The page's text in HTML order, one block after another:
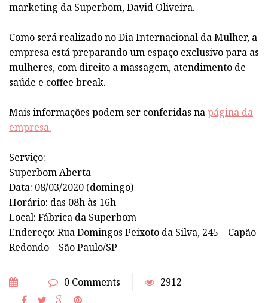
marketing da Superbom, David Oliveira.
Como será realizado no Dia Internacional da Mulher, a
empresa está preparando um espaço exclusivo para as
mulheres, com direito a massagem, atendimento de
saúde e coffee break.
Mais informações podem ser conferidas napágina da
empresa.
Serviço:
Superbom Aberta
Data: 08/03/2020 (domingo)
Horário: das 08h às 16h
Local: Fábrica da Superbom
Endereço: Rua Domingos Peixoto da Silva, 245 – Capão
Redondo – São Paulo/SP
0 Comments 2912